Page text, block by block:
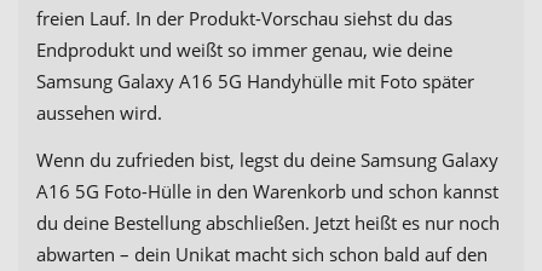
freien Lauf. In der Produkt-Vorschau siehst du das
Endprodukt und weißt so immer genau, wie deine
Samsung Galaxy A16 5G Handyhülle mit Foto später
aussehen wird.
Wenn du zufrieden bist, legst du deine Samsung Galaxy
A16 5G Foto-Hülle in den Warenkorb und schon kannst
du deine Bestellung abschließen. Jetzt heißt es nur noch
abwarten – dein Unikat macht sich schon bald auf den